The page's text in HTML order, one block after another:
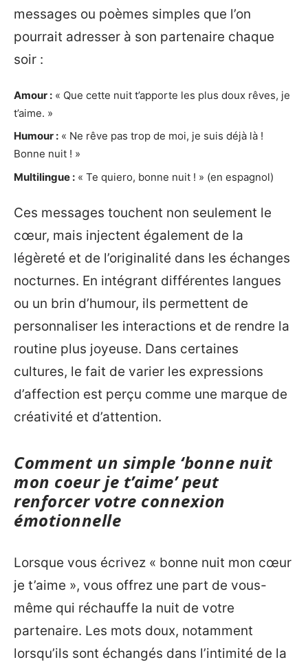
messages ou poèmes simples que l’on
pourrait adresser à son partenaire chaque
soir :
Amour : « Que cette nuit t’apporte les plus doux rêves, je
t’aime. »
Humour : « Ne rêve pas trop de moi, je suis déjà là !
Bonne nuit ! »
Multilingue : « Te quiero, bonne nuit ! » (en espagnol)
Ces messages touchent non seulement le
cœur, mais injectent également de la
légèreté et de l’originalité dans les échanges
nocturnes. En intégrant différentes langues
ou un brin d’humour, ils permettent de
personnaliser les interactions et de rendre la
routine plus joyeuse. Dans certaines
cultures, le fait de varier les expressions
d’affection est perçu comme une marque de
créativité et d’attention.
Comment un simple ‘bonne nuit
mon coeur je t’aime’ peut
renforcer votre connexion
émotionnelle
Lorsque vous écrivez « bonne nuit mon cœur
je t’aime », vous offrez une part de vous-
même qui réchauffe la nuit de votre
partenaire. Les mots doux, notamment
lorsqu’ils sont échangés dans l’intimité de la